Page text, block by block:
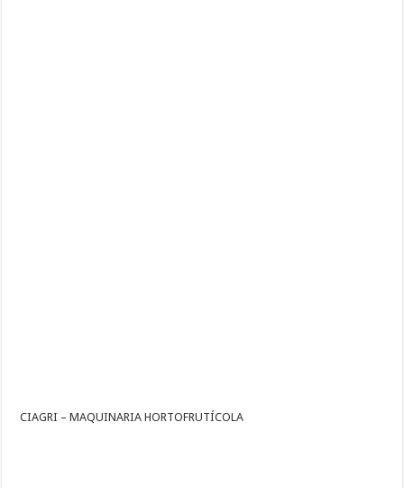
CIAGRI – MAQUINARIA HORTOFRUTÍCOLA